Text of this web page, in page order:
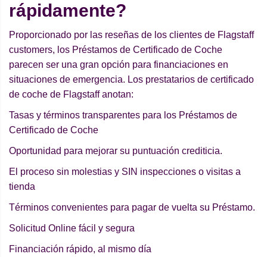
rápidamente?
Proporcionado por las reseñas de los clientes de Flagstaff
customers, los Préstamos de Certificado de Coche
parecen ser una gran opción para financiaciones en
situaciones de emergencia. Los prestatarios de certificado
de coche de Flagstaff anotan:
Tasas y términos transparentes para los Préstamos de
Certificado de Coche
Oportunidad para mejorar su puntuación crediticia.
El proceso sin molestias y SIN inspecciones o visitas a
tienda
Términos convenientes para pagar de vuelta su Préstamo.
Solicitud Online fácil y segura
Financiación rápido, al mismo día